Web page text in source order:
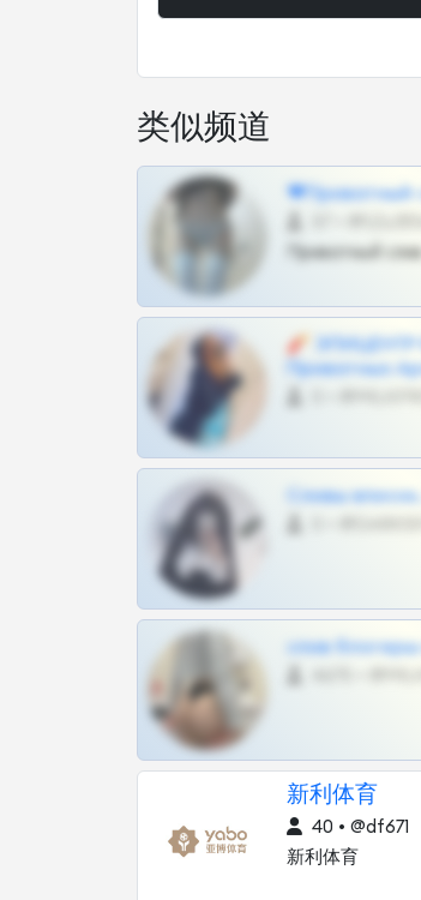
类似频道
❤Приватный
Приватный
🧨 ЭПИЦЕНТР
Приватных
Сливы
слив
新利体育
40 • @df671
新利体育